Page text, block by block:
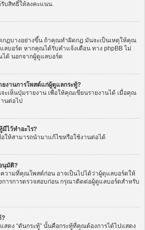
บสิทธิ์ให้ลงคะแนน.
ฏบางอย่างขึ้น ถ้าคุณทำผิดกฏ มันจะเป็นเหตุให้คุณ
บอร์ด หากคุณได้รับคำแจ้งเตือน ทาง phpBB ไม่
ได้ นอกจากผู้ดูแลบอร์ด
ยงานการโพสต์แก่ผู้ดูแลกระทู้?
เห็นปุ่มรายงาน เพื่อให้คุณเขียนรายงานได้ เมื่อคุณ
นต่อไป
ไว้ทำอะไร?
ห้สามารถนำมาแก้ไขหรือใช้งานต่อได้
นุมัติ?
วามที่คุณโพสต์ก่อน อาจเป็นไปได้ว่าผู้ดุแลบอร์ดให้
ารการตรวจสอบก่อน กรุณาติดต่อผู้ดูแลบอร์ดสำหรับ
?
สดง “ดันกระทู้” นั้นคือกระทู้ที่คุณต้องการได้ไปแสดง